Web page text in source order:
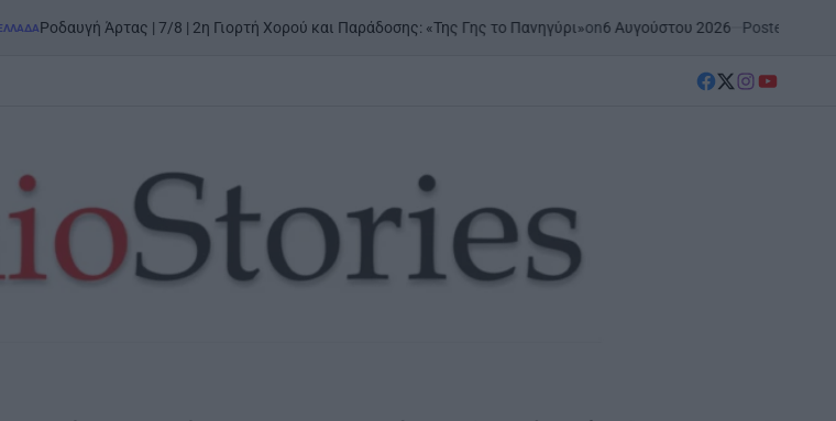
Άρτας | 7/8 | 2η Γιορτή Χορού και Παράδοσης: «Της Γης το Πανηγύρι»on6 Αυγούστου 2026 Posted byAgrinioStories
facebook
Twitter
instagram
YouTube